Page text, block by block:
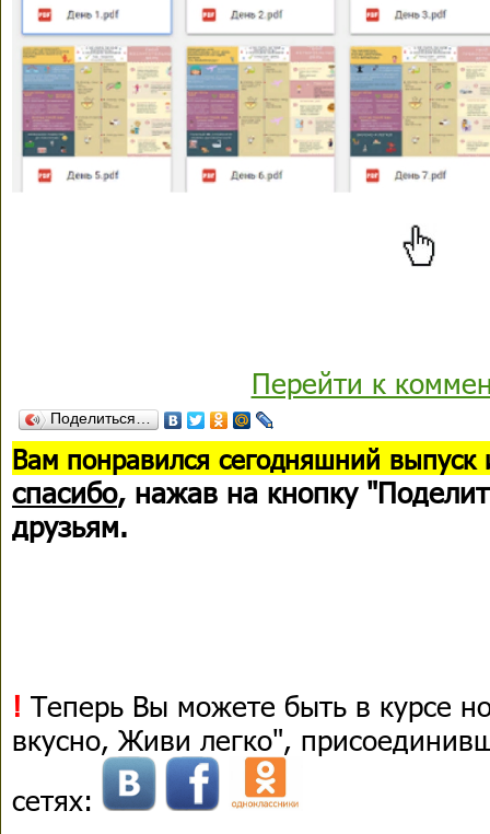
Перейти к
Поделиться…
Вам понравился сегодняшний выпуск
спасибо, нажав на кнопку
друзьям.
! Теперь Вы можете быть в курсе
вкусно, Живи легко",
сетях: